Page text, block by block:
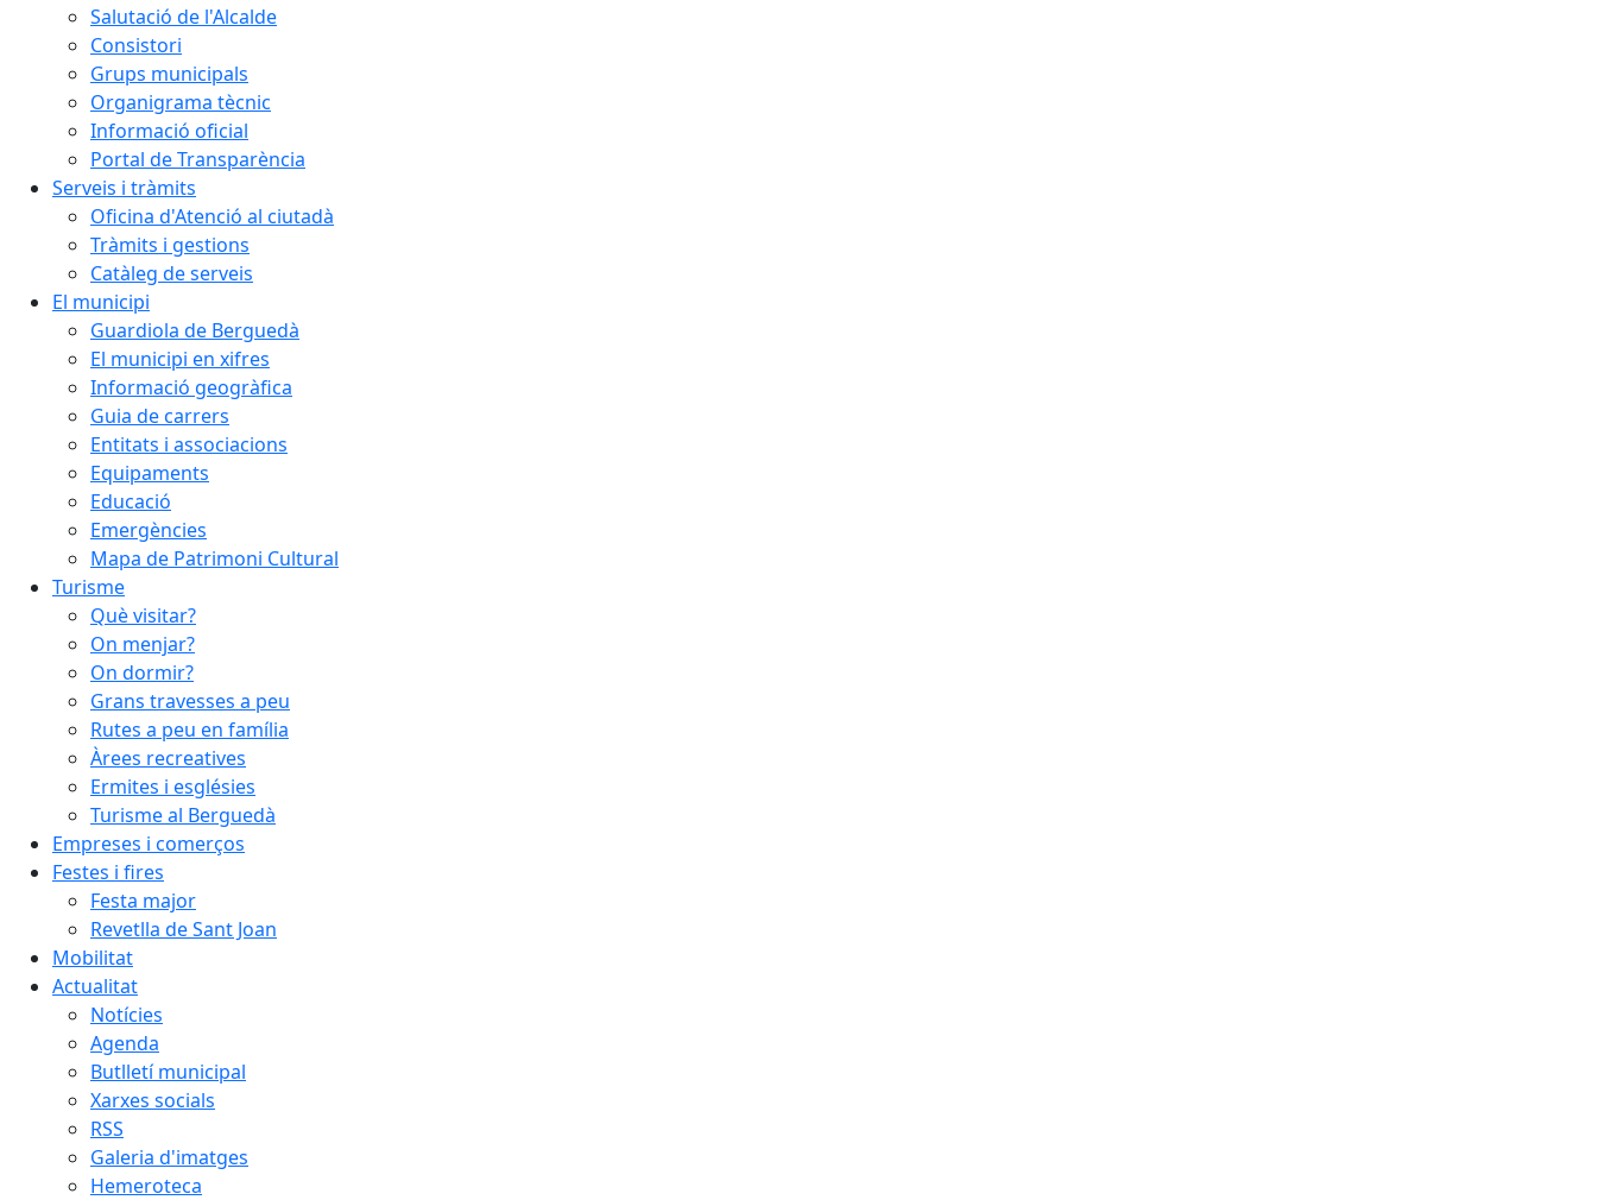
Salutació de l'Alcalde
Consistori
Grups municipals
Organigrama tècnic
Informació oficial
Portal de Transparència
Serveis i tràmits
Oficina d'Atenció al ciutadà
Tràmits i gestions
Catàleg de serveis
El municipi
Guardiola de Berguedà
El municipi en xifres
Informació geogràfica
Guia de carrers
Entitats i associacions
Equipaments
Educació
Emergències
Mapa de Patrimoni Cultural
Turisme
Què visitar?
On menjar?
On dormir?
Grans travesses a peu
Rutes a peu en família
Àrees recreatives
Ermites i esglésies
Turisme al Berguedà
Empreses i comerços
Festes i fires
Festa major
Revetlla de Sant Joan
Mobilitat
Actualitat
Notícies
Agenda
Butlletí municipal
Xarxes socials
RSS
Galeria d'imatges
Hemeroteca